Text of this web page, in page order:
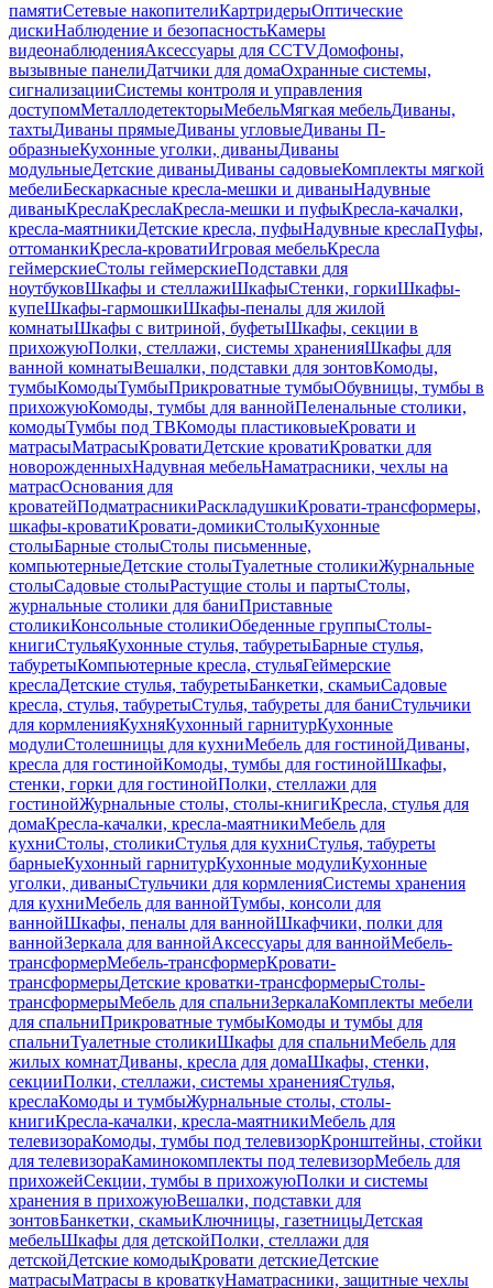
памятиСетевые накопителиКартридерыОптические
дискиНаблюдение и безопасностьКамеры
видеонаблюденияАксессуары для CCTVДомофоны,
вызывные панелиДатчики для домаОхранные системы,
сигнализацииСистемы контроля и управления
доступомМеталлодетекторыМебельМягкая мебельДиваны,
тахтыДиваны прямыеДиваны угловыеДиваны П-
образныеКухонные уголки, диваныДиваны
модульныеДетские диваныДиваны садовыеКомплекты мягкой
мебелиБескаркасные кресла-мешки и диваныНадувные
диваныКреслаКреслаКресла-мешки и пуфыКресла-качалки,
кресла-маятникиДетские кресла, пуфыНадувные креслаПуфы,
оттоманкиКресла-кроватиИгровая мебельКресла
геймерскиеСтолы геймерскиеПодставки для
ноутбуковШкафы и стеллажиШкафыСтенки, горкиШкафы-
купеШкафы-гармошкиШкафы-пеналы для жилой
комнатыШкафы с витриной, буфетыШкафы, секции в
прихожуюПолки, стеллажи, системы храненияШкафы для
ванной комнатыВешалки, подставки для зонтовКомоды,
тумбыКомодыТумбыПрикроватные тумбыОбувницы, тумбы в
прихожуюКомоды, тумбы для ваннойПеленальные столики,
комодыТумбы под ТВКомоды пластиковыеКровати и
матрасыМатрасыКроватиДетские кроватиКроватки для
новорожденныхНадувная мебельНаматрасники, чехлы на
матрасОснования для
кроватейПодматрасникиРаскладушкиКровати-трансформеры,
шкафы-кроватиКровати-домикиСтолыКухонные
столыБарные столыСтолы письменные,
компьютерныеДетские столыТуалетные столикиЖурнальные
столыСадовые столыРастущие столы и партыСтолы,
журнальные столики для баниПриставные
столикиКонсольные столикиОбеденные группыСтолы-
книгиСтульяКухонные стулья, табуретыБарные стулья,
табуретыКомпьютерные кресла, стульяГеймерские
креслаДетские стулья, табуретыБанкетки, скамьиСадовые
кресла, стулья, табуретыСтулья, табуреты для баниСтульчики
для кормленияКухняКухонный гарнитурКухонные
модулиСтолешницы для кухниМебель для гостинойДиваны,
кресла для гостинойКомоды, тумбы для гостинойШкафы,
стенки, горки для гостинойПолки, стеллажи для
гостинойЖурнальные столы, столы-книгиКресла, стулья для
домаКресла-качалки, кресла-маятникиМебель для
кухниСтолы, столикиСтулья для кухниСтулья, табуреты
барныеКухонный гарнитурКухонные модулиКухонные
уголки, диваныСтульчики для кормленияСистемы хранения
для кухниМебель для ваннойТумбы, консоли для
ваннойШкафы, пеналы для ваннойШкафчики, полки для
ваннойЗеркала для ваннойАксессуары для ваннойМебель-
трансформерМебель-трансформерКровати-
трансформерыДетские кроватки-трансформерыСтолы-
трансформерыМебель для спальниЗеркалаКомплекты мебели
для спальниПрикроватные тумбыКомоды и тумбы для
спальниТуалетные столикиШкафы для спальниМебель для
жилых комнатДиваны, кресла для домаШкафы, стенки,
секцииПолки, стеллажи, системы храненияСтулья,
креслаКомоды и тумбыЖурнальные столы, столы-
книгиКресла-качалки, кресла-маятникиМебель для
телевизораКомоды, тумбы под телевизорКронштейны, стойки
для телевизораКаминокомплекты под телевизорМебель для
прихожейСекции, тумбы в прихожуюПолки и системы
хранения в прихожуюВешалки, подставки для
зонтовБанкетки, скамьиКлючницы, газетницыДетская
мебельШкафы для детскойПолки, стеллажи для
детскойДетские комодыКровати детскиеДетские
матрасыМатрасы в кроваткуНаматрасники, защитные чехлы